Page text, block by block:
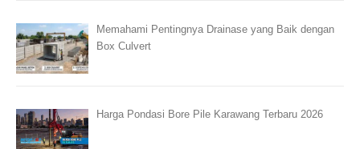
Memahami Pentingnya Drainase yang Baik dengan
Box Culvert
Harga Pondasi Bore Pile Karawang Terbaru 2026